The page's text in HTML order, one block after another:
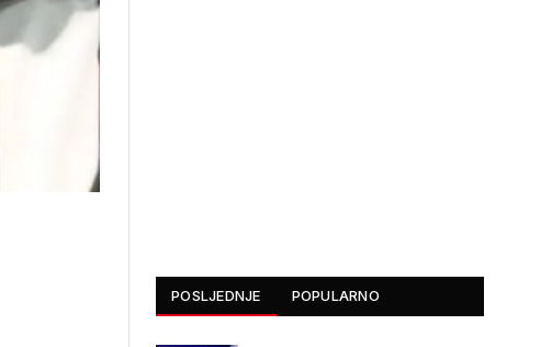
POSLJEDNJE POPULARNO